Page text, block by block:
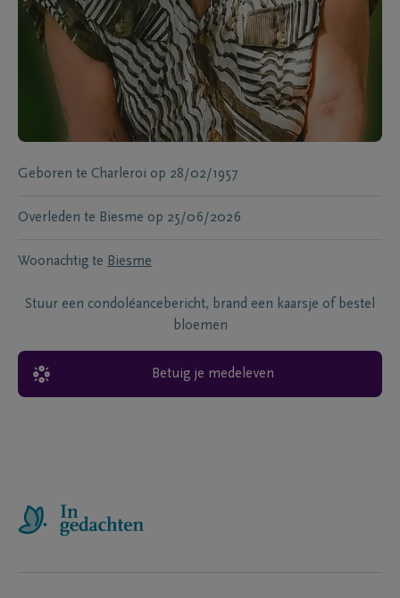
Geboren te Charleroi op 28/02/1957
Overleden te Biesme op 25/06/2026
Woonachtig te Biesme
Stuur een condoléancebericht, brand een kaarsje of bestel
bloemen
Betuig je medeleven